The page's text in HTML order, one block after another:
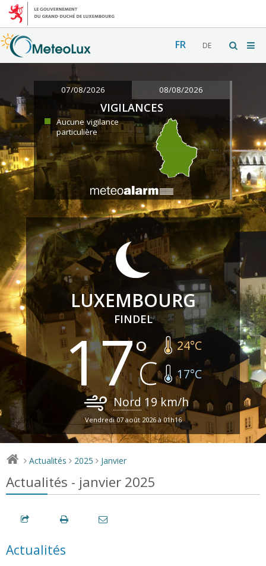
FR DE
07/08/2026 08/08/2026
VIGILANCES
Aucune vigilance
particulière
LUXEMBOURG
FINDEL
17 24°C
17°C
Nord 19km/h
Vendredi 07 août 2026 à 01h16
> Actualités > 2025 > Janvier
Actualités - janvier 2025
Actualités